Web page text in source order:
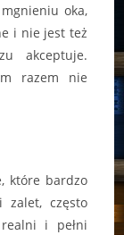
oka,
i nie jest też
akceptuje.
razem nie
które bardzo
zalet, często
i pełni